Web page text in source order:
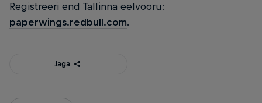
Registreeri end Tallinna eelvooru:
paperwings.redbull.com.
Jaga